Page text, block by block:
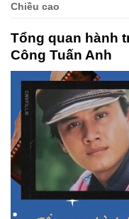
Chiều cao
Tổng quan hành
Công Tuấn Anh